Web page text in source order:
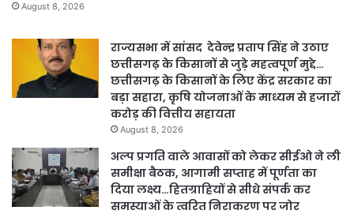
August 8, 2026
राज्यसभा में सांसद देवेन्द्र प्रताप सिंह ने उठाए
छत्तीसगढ़ के किसानों से जुड़े महत्वपूर्ण मुद्दे…
छत्तीसगढ़ के किसानों के लिए केंद्र सरकार का
बड़ा सहारा, कृषि योजनाओं के माध्यम से हजारों
करोड़ की वित्तीय सहायता
August 8, 2026
अल्प प्रगति वाले आवासों को लेकर सीईओ ने ली
समीक्षा बैठक, आगामी सप्ताह में पूर्णता का
दिया लक्ष्य…हितग्राहियों से सीधे संपर्क कर
समस्याओं के त्वरित निराकरण पर जोर